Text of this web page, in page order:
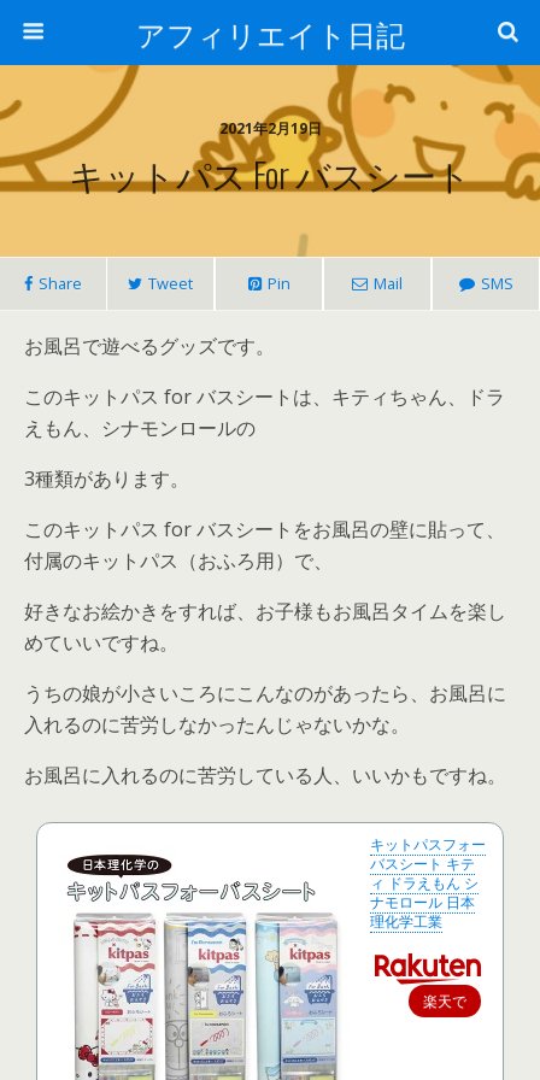
アフィリエイト日記
2021年2月19日
キットパス For バスシート
Share Tweet Pin Mail SMS
お風呂で遊べるグッズです。
このキットパス for バスシートは、キティちゃん、ドラ
えもん、シナモンロールの
3種類があります。
このキットパス for バスシートをお風呂の壁に貼って、
付属のキットパス（おふろ用）で、
好きなお絵かきをすれば、お子様もお風呂タイムを楽し
めていいですね。
うちの娘が小さいころにこんなのがあったら、お風呂に
入れるのに苦労しなかったんじゃないかな。
お風呂に入れるのに苦労している人、いいかもですね。
キットパスフォー
バスシート キテ
ィ ドラえもん シ
ナモロール 日本
理化学工業
楽天で